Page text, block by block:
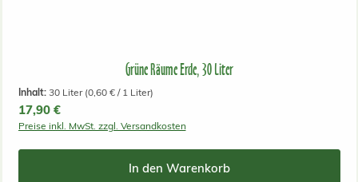
Grüne Räume Erde, 30 Liter
Inhalt: 30 Liter (0,60 € / 1 Liter)
Regulärer Preis:
17,90 €
Preise inkl. MwSt. zzgl. Versandkosten
In den Warenkorb